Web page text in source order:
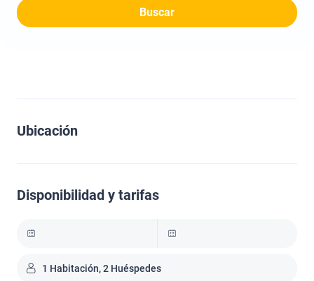
Buscar
Ubicación
Disponibilidad y tarifas
1 Habitación, 2 Huéspedes